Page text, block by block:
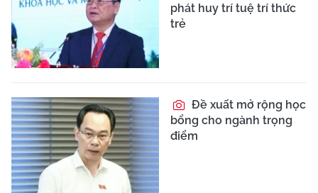
phát huy trí tuệ trí thức
trẻ
Đề xuất mở rộng học
bổng cho ngành trọng
điểm